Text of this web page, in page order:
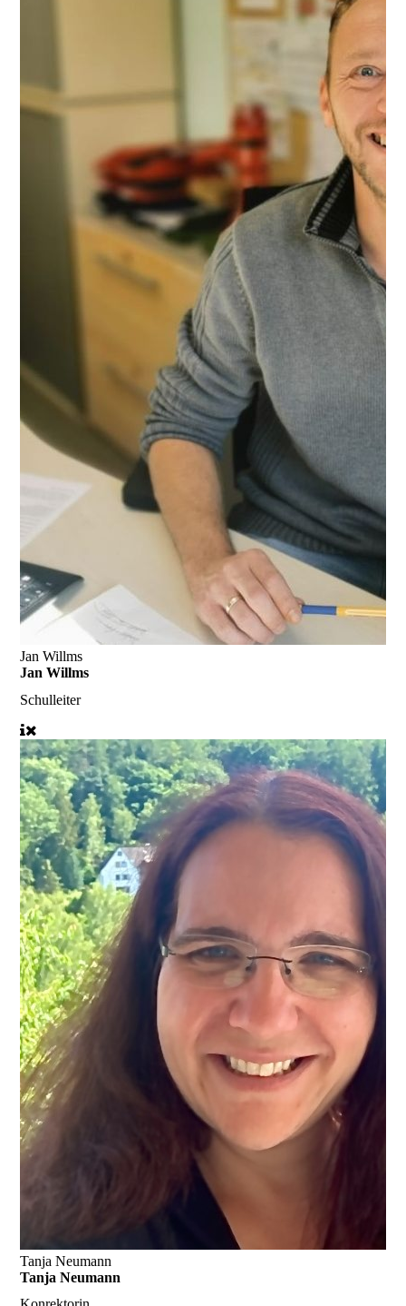
Jan Willms
Jan Willms
Schulleiter
Tanja Neumann
Tanja Neumann